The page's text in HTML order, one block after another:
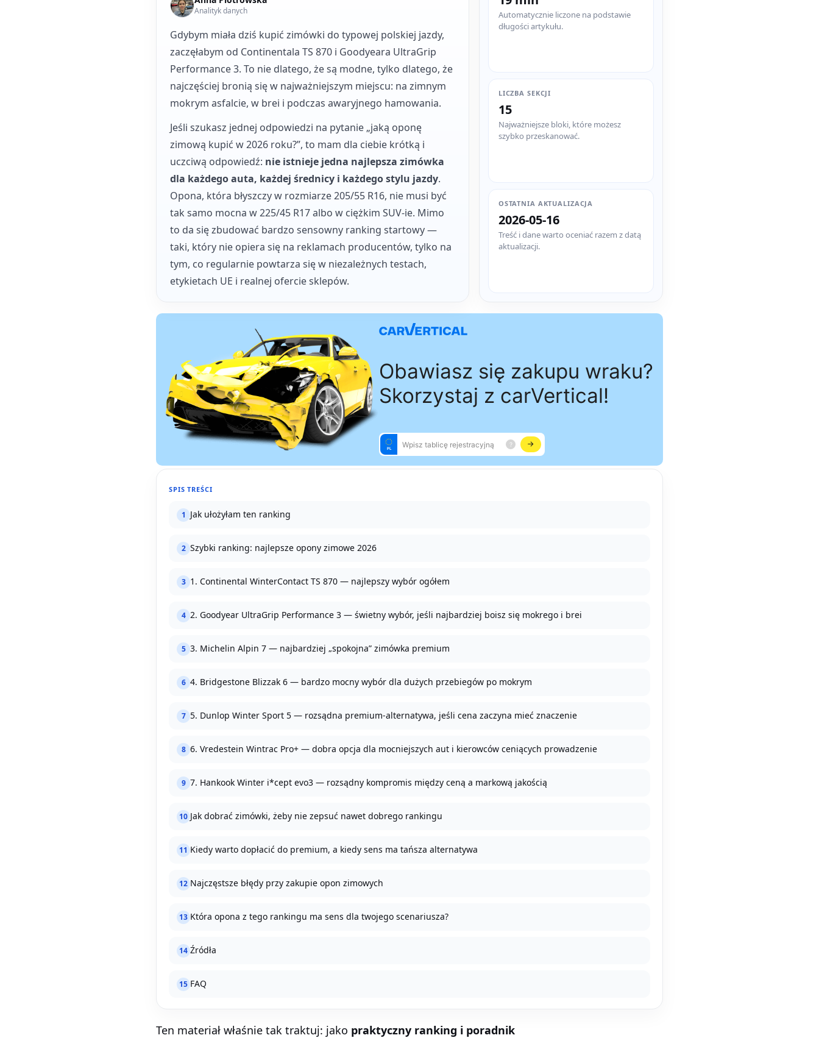
Analityk danych
Gdybym miała dziś kupić zimówki do typowej polskiej jazdy,
zaczęłabym od Continentala TS 870 i Goodyeara UltraGrip
Performance 3. To nie dlatego, że są modne, tylko dlatego, że
najczęściej bronią się w najważniejszym miejscu: na zimnym
mokrym asfalcie, w brei i podczas awaryjnego hamowania.
Jeśli szukasz jednej odpowiedzi na pytanie „jaką oponę
zimową kupić w 2026 roku?”, to mam dla ciebie krótką i
uczciwą odpowiedź: nie istnieje jedna najlepsza zimówka
dla każdego auta, każdej średnicy i każdego stylu jazdy.
Opona, która błyszczy w rozmiarze 205/55 R16, nie musi być
tak samo mocna w 225/45 R17 albo w ciężkim SUV-ie. Mimo
to da się zbudować bardzo sensowny ranking startowy —
taki, który nie opiera się na reklamach producentów, tylko na
tym, co regularnie powtarza się w niezależnych testach,
etykietach UE i realnej ofercie sklepów.
Automatycznie liczone na podstawie
długości artykułu.
LICZBA SEKCJI
15
Najważniejsze bloki, które możesz
szybko przeskanować.
OSTATNIA AKTUALIZACJA
2026-05-16
Treść i dane warto oceniać razem z datą
aktualizacji.
SPIS TREŚCI
1 Jak ułożyłam ten ranking
2 Szybki ranking: najlepsze opony zimowe 2026
3 1. Continental WinterContact TS 870 — najlepszy wybór ogółem
4 2. Goodyear UltraGrip Performance 3 — świetny wybór, jeśli najbardziej boisz się mokrego i brei
5 3. Michelin Alpin 7 — najbardziej „spokojna” zimówka premium
6 4. Bridgestone Blizzak 6 — bardzo mocny wybór dla dużych przebiegów po mokrym
7 5. Dunlop Winter Sport 5 — rozsądna premium-alternatywa, jeśli cena zaczyna mieć znaczenie
8 6. Vredestein Wintrac Pro+ — dobra opcja dla mocniejszych aut i kierowców ceniących prowadzenie
9 7. Hankook Winter i*cept evo3 — rozsądny kompromis między ceną a markową jakością
10 Jak dobrać zimówki, żeby nie zepsuć nawet dobrego rankingu
11 Kiedy warto dopłacić do premium, a kiedy sens ma tańsza alternatywa
12 Najczęstsze błędy przy zakupie opon zimowych
13 Która opona z tego rankingu ma sens dla twojego scenariusza?
14 Źródła
15 FAQ
Ten materiał właśnie tak traktuj: jako praktyczny ranking i poradnik